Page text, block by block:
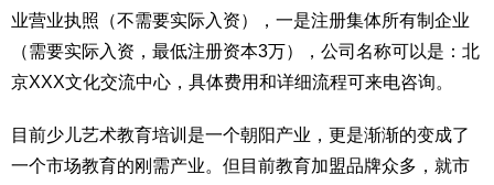
业营业执照（不需要实际入资），一是注册集体所有制企业
（需要实际入资，最低注册资本3万），公司名称可以是：北
京XXX文化交流中心，具体费用和详细流程可来电咨询。
目前少儿艺术教育培训是一个朝阳产业，更是渐渐的变成了
一个市场教育的刚需产业。但目前教育加盟品牌众多，就市